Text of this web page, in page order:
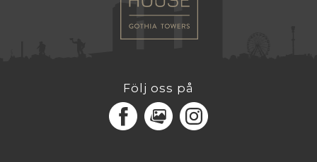
Följ oss på
FacebookMediaPortal
Instagram